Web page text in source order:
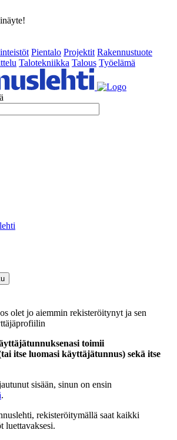
Pientalo Projektit Rakennustuote
Talotekniikka Talous Työelämä
olet jo aiemmin rekisteröitynyt ja sen
toimii
itse luomasi käyttäjätunnus) sekä itse
sisään, sinun on ensin
.
rekisteröitymällä saat kaikki
luettavaksesi.